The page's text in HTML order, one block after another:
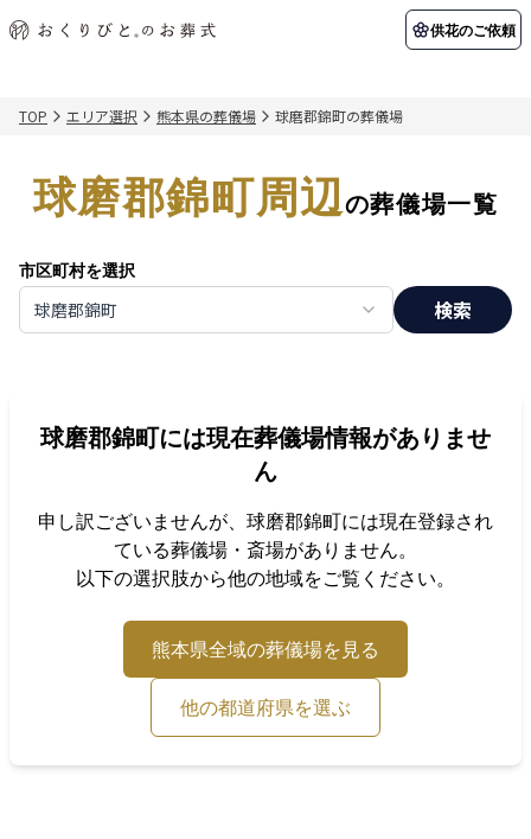
供花のご依頼
初めての方へ 納棺の儀とは？
アフターサポート
会社概要 店舗用地募集
関東エリア
千葉県
北海道エリア
ご葬儀事例 お客様の声
葬儀の知識 供花のご依頼
TOP エリア選択 熊本県の葬儀場 球磨郡錦町の葬儀場
球磨郡錦町周辺の葬儀場一覧
市区町村を選択
球磨郡錦町 検索
球磨郡錦町には現在葬儀場情報がありませ
ん
申し訳ございませんが、 球磨郡錦町には現在登録され
ている葬儀場・斎場がありません。
以下の選択肢から他の地域をご覧ください。
熊本県全域の葬儀場を見る
他の都道府県を選ぶ